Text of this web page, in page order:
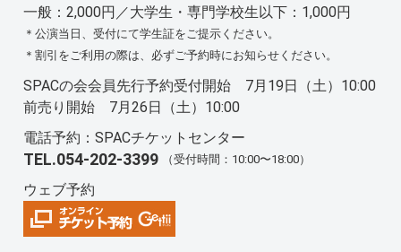
一般：2,000円／大学生・専門学校生以下：1,000円
＊公演当日、受付にて学生証をご提示ください。
＊割引をご利用の際は、必ずご予約時にお知らせください。
SPACの会会員先行予約受付開始 7月19日（土）10:00
前売り開始 7月26日（土）10:00
電話予約：SPACチケットセンター
TEL.054-202-3399 （受付時間：10:00〜18:00）
ウェブ予約